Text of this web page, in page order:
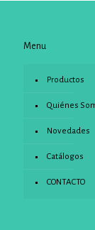
Menu
Productos
Quiénes
Novedades
Catálogos
CONTACTO